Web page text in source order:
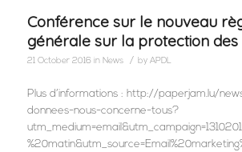
Conférence sur le nouveau
générale sur la protection des
21 October 2016 in News / by APDL
Plus d’informations : http://paperjam.lu/
donnees-nous-concerne-tous?